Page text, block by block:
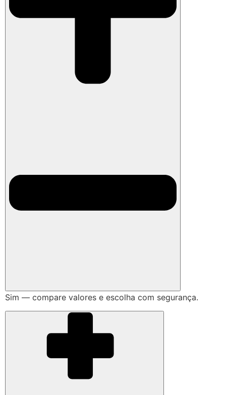
Sim — compare valores e escolha com segurança.